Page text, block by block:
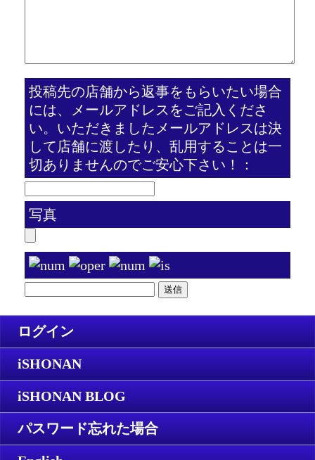
投稿先の店舗から返事をもらいたい場合
には、メールアドレスをご記入くださ
い。いただきましたメールアドレスは決
して店舗に渡したり、乱用することは一
切ありませんのでご安心下さい！：
写真
ログイン
iSHONAN
iSHONAN BLOG
パスワード忘れた場合